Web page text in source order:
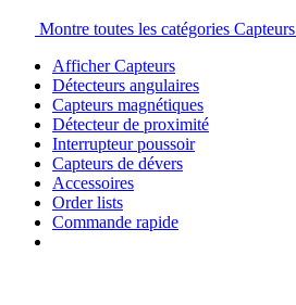
Montre toutes les catégories Capteurs
Afficher Capteurs
Détecteurs angulaires
Capteurs magnétiques
Détecteur de proximité
Interrupteur poussoir
Capteurs de dévers
Accessoires
Order lists
Commande rapide